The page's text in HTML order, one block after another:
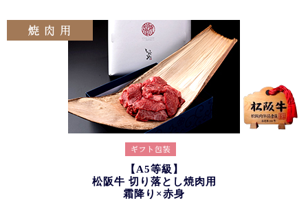
【A5等級】
松阪牛 切り落とし焼肉用
霜降り×赤身